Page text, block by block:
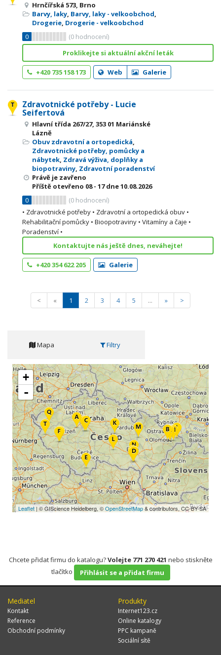
Hrnčířská 573, Brno
Barvy, laky, Barvy, laky - velkoobchod,
Drogerie, Drogerie - velkoobchod
0
(0 hodnocení)
Proklikejte si aktuální akční leták
+420 735 158 173 Web Galerie
Zdravotnické potřeby - Lucie
Seifertová
Hlavní třída 267/27, 353 01 Mariánské
Lázně
Obuv zdravotní a ortopedická,
Zdravotnické potřeby, pomůcky a
nábytek, Zdravá výživa, doplňky a
biopotraviny, Zdravotní poradenství
Právě je zavřeno
Příště otevřeno 08 - 17dne 10.08.2026
0
(0 hodnocení)
• Zdravotnické potřeby • Zdravotní a ortopedická obuv •
Rehabilitační pomůcky • Bioopotraviny • Vitamíny a čaje •
Poradenství •
Kontaktujte nás ještě dnes, neváhejte!
+420 354 622 205 Galerie
< « 1 2 3 4 5 ... » >
Mapa Filtry
+
-
Leaflet | © GIScience Heidelberg, ©OpenStreetMap& contributors, CC-BY-SA
Chcete přidat firmu do katalogu?Volejte 771 270 421 nebo stiskněte
tlačítko
Přihlásit se a přidat firmu
Mediatel
Kontakt
Reference
Obchodní podmínky
Produkty
Internet123.cz
Online katalogy
PPC kampaně
Sociální sítě